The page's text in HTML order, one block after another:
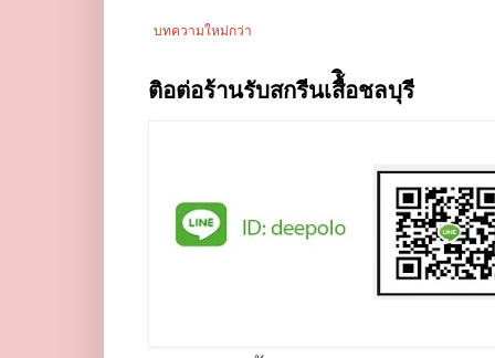
บทความใหม่กว่า
ติอต่อร้านรับสกรีนเสื้ิอชลบุรี